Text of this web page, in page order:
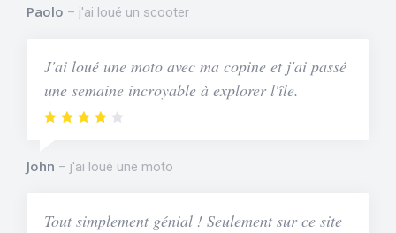
Paolo j'ai loué un scooter
J'ai loué une moto avec ma copine et j'ai passé
une semaine incroyable à explorer l'île.
John j'ai loué une moto
Tout simplement génial ! Seulement sur ce site